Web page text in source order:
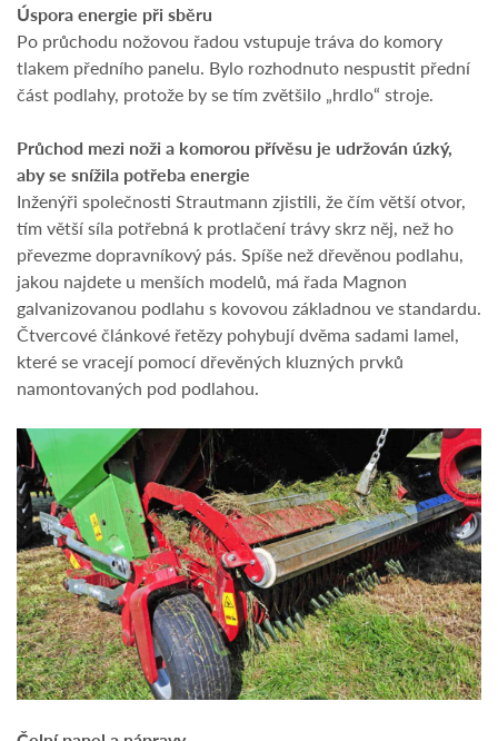
Úspora energie při sběru
Po průchodu nožovou řadou vstupuje tráva do komory
tlakem předního panelu. Bylo rozhodnuto nespustit přední
část podlahy, protože by se tím zvětšilo „hrdlo“ stroje.
Průchod mezi noži a komorou přívěsu je udržován úzký,
aby se snížila potřeba energie
Inženýři společnosti Strautmann zjistili, že čím větší otvor,
tím větší síla potřebná k protlačení trávy skrz něj, než ho
převezme dopravníkový pás. Spíše než dřevěnou podlahu,
jakou najdete u menších modelů, má řada Magnon
galvanizovanou podlahu s kovovou základnou ve standardu.
Čtvercové článkové řetězy pohybují dvěma sadami lamel,
které se vracejí pomocí dřevěných kluzných prvků
namontovaných pod podlahou.